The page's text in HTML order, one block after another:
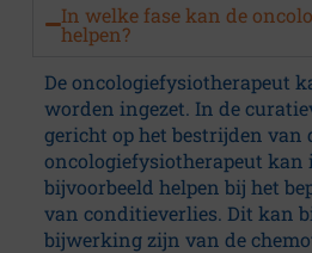
In welke fase kan de
helpen?
De oncologiefysiotherapeut
worden ingezet. In de
gericht op het bestrijden van
oncologiefysiotherapeut kan
bijvoorbeeld helpen bij het
van conditieverlies. Dit kan
bijwerking zijn van de